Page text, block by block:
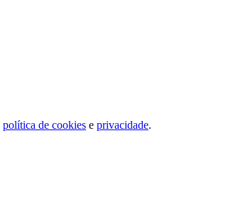
política de cookies e privacidade.